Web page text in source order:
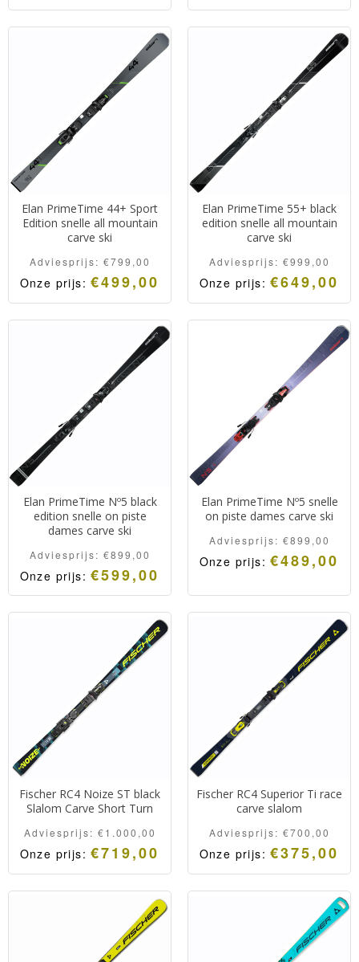
georiënteerde dames all
Snel, stabiel en makkelijk
wendbaar.
Het beste van 2 werelden.
Elan Ace SCX voor het
korte en middellange
bochten werk, voorzien
van de nieuwste Arrow
techniek.
Uitgevoerd als zwarte
Limited Edition i.v.m. het
80 jarige bestaan van Elan.
Elan PrimeTime 44+ Sport
Edition snelle all mountain
carve ski
Adviesprijs: €799,00
Onze prijs:€499,00
Elan PrimeTime 44+ Sport
Sportieve en snelle all
mountain carve ski.
Elan PrimeTime 55+ black
edition snelle all mountain
carve ski
Adviesprijs: €999,00
Onze prijs:€649,00
Elan PrimeTime 55+ black
edition
Sportieve en snelle all
mountain carve ski.
Elan PrimeTime Nº5 black
edition snelle on piste
dames carve ski
Adviesprijs: €899,00
Onze prijs:€599,00
Elan PrimeTime Nº5.
Uitgevoerd in een stijlvolle
On Piste dames carve ski
met race DNA. Zeer snelle
en stabiele ski voor alle
condities.
Elan PrimeTime Nº5 snelle
on piste dames carve ski
Adviesprijs: €899,00
Onze prijs:€489,00
met race DNA. Zeer snelle
en stabiele ski voor alle
Fischer RC4 Noize ST black
Slalom Carve Short Turn
Adviesprijs: €1.000,00
Onze prijs:€719,00
Fischer RC4 Noize ST.
De slalomski voor skiërs
die houden van dynamisch
skiën en agressief
stuurgedrag.
Fischer RC4 Superior Ti race
carve slalom
Adviesprijs: €700,00
Onze prijs:€375,00
Race Slalom ski uit de
innovatieve RC4 lijn van
Fischer, snel, wendbaar en
ligt enorm vast op de
piste.